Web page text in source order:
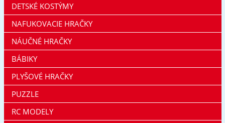
DETSKÉ KOSTÝMY
NAFUKOVACIE HRAČKY
NÁUČNÉ HRAČKY
BÁBIKY
PLYŠOVÉ HRAČKY
PUZZLE
RC MODELY